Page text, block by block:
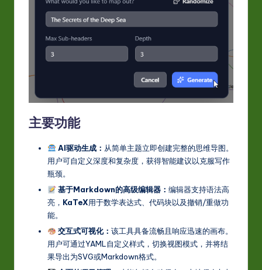
主要功能
AI驱动生成： 从简单主题立即创建完整的思维导图。
用户可自定义深度和复杂度，获得智能建议以克服写作
瓶颈。
基于Markdown的高级编辑器： 编辑器支持语法高
亮， KaTeX用于数学表达式、代码块以及撤销/重做功
能。
交互式可视化： 该工具具备流畅且响应迅速的画布。
用户可通过YAML自定义样式，切换视图模式，并将结
果导出为SVG或Markdown格式。